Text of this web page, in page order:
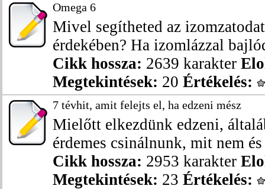
Omega 6
Mivel segítheted az
érdekében? Ha izomlázzal
Cikk hossza: 2639 karakter
Megtekintések: 20 Értékelés:
7 tévhit, amit felejts el, ha edzeni mész
Mielőtt elkezdünk edzeni,
érdemes csinálnunk, mit nem
Cikk hossza: 2953 karakter
Megtekintések: 23 Értékelés: